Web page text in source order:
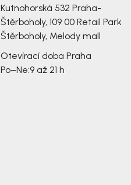
Kutnohorská 532 Praha-
Štěrboholy, 109 00 Retail Park
Štěrboholy, Melody mall
Otevírací doba Praha
Po–Ne:9 až 21 h